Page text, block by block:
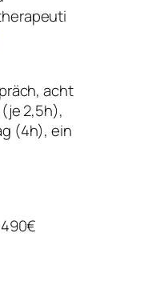
acht
2,5h),
(4h), ein